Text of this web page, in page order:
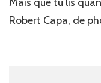
Robert Capa, de